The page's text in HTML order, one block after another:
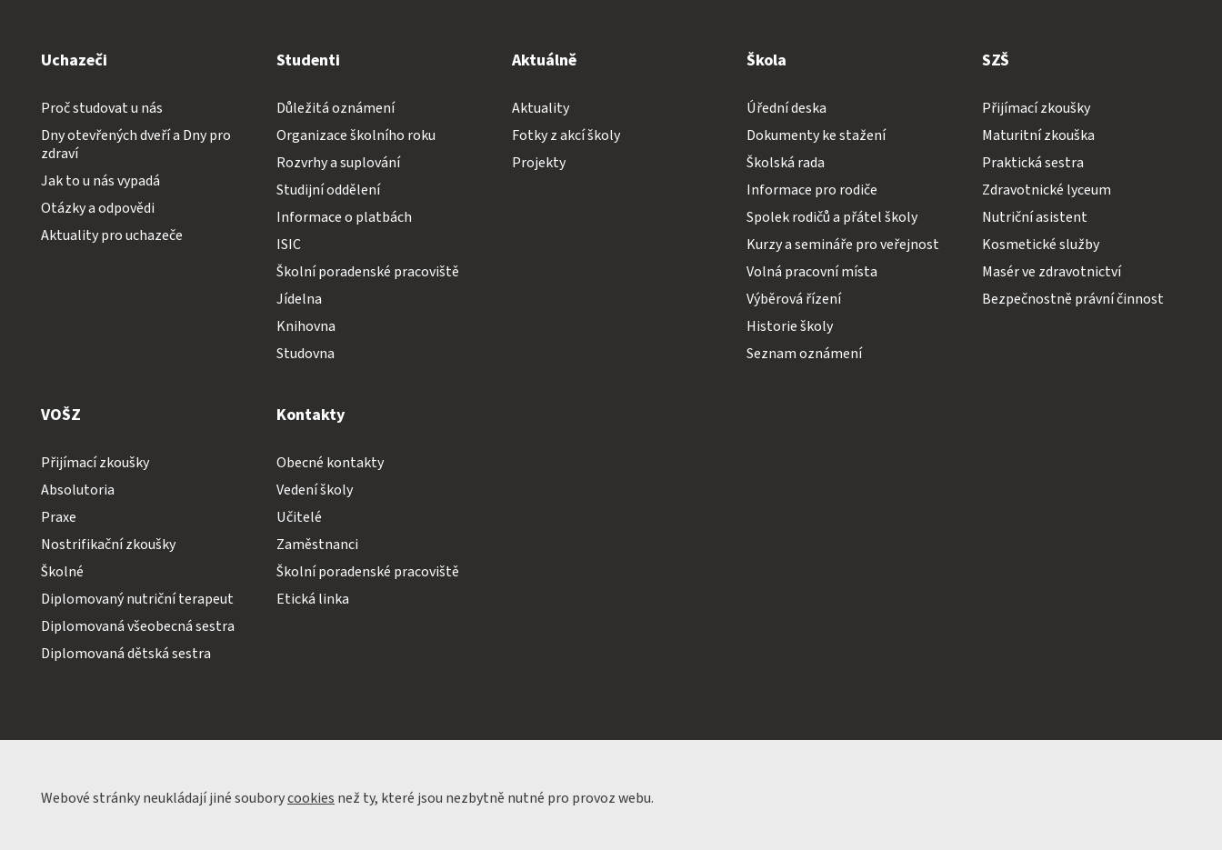
Uchazeči
Proč studovat u nás
Dny otevřených dveří a Dny pro
zdraví
Jak to u nás vypadá
Otázky a odpovědi
Aktuality pro uchazeče
Studenti
Důležitá oznámení
Organizace školního roku
Rozvrhy a suplování
Studijní oddělení
Informace o platbách
ISIC
Školní poradenské pracoviště
Jídelna
Knihovna
Studovna
Aktuálně
Aktuality
Fotky z akcí školy
Projekty
Škola
Úřední deska
Dokumenty ke stažení
Školská rada
Informace pro rodiče
Spolek rodičů a přátel školy
Kurzy a semináře pro veřejnost
Volná pracovní místa
Výběrová řízení
Historie školy
Seznam oznámení
SZŠ
Přijímací zkoušky
Maturitní zkouška
Praktická sestra
Zdravotnické lyceum
Nutriční asistent
Kosmetické služby
Masér ve zdravotnictví
Bezpečnostně právní činnost
VOŠZ
Přijímací zkoušky
Absolutoria
Praxe
Nostrifikační zkoušky
Školné
Diplomovaný nutriční terapeut
Diplomovaná všeobecná sestra
Diplomovaná dětská sestra
Kontakty
Obecné kontakty
Vedení školy
Učitelé
Zaměstnanci
Školní poradenské pracoviště
Etická linka
Webové stránky neukládají jiné souborycookies než ty, které jsou nezbytně nutné pro provoz webu.